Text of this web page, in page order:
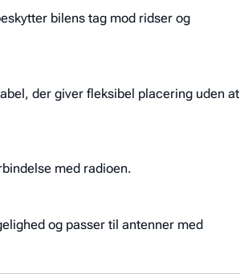
bilens tag mod ridser og
der giver fleksibel placering uden at
med radioen.
og passer til antenner med